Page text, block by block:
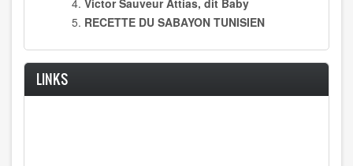
Victor Sauveur Attias, dit Baby
RECETTE DU SABAYON TUNISIEN
LINKS